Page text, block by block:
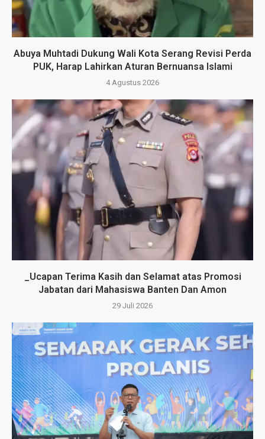
Abuya Muhtadi Dukung Wali Kota Serang Revisi Perda
PUK, Harap Lahirkan Aturan Bernuansa Islami
4 Agustus 2026
_Ucapan Terima Kasih dan Selamat atas Promosi
Jabatan dari Mahasiswa Banten Dan Amon
29 Juli 2026